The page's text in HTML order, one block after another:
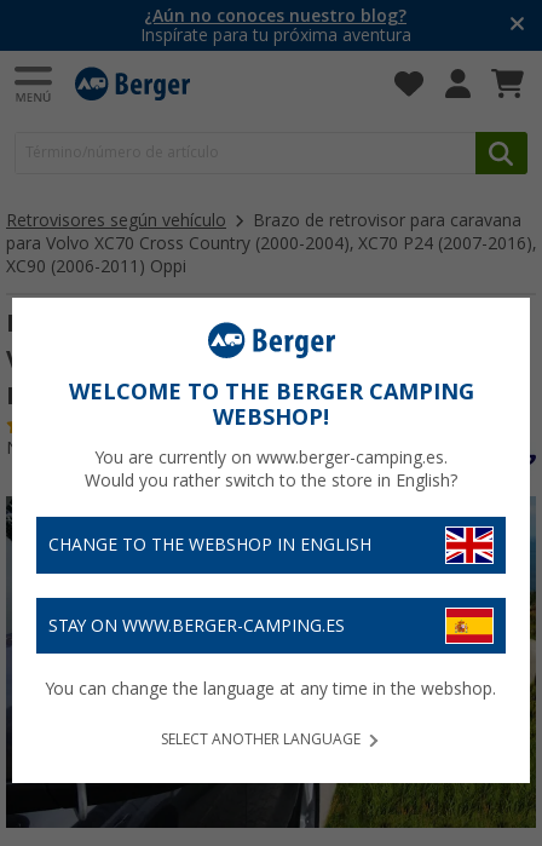
¿Aún no conoces nuestro blog?
Inspírate para tu próxima aventura
Retrovisores según vehículo
Brazo de retrovisor para caravana
para Volvo XC70 Cross Country (2000-2004), XC70 P24 (2007-2016),
XC90 (2006-2011) Oppi
Brazo de retrovisor para caravana para
Volvo XC70 Cross Country (2000-2004), XC70
P24 (2007-2016), XC90 (2006-2011) Oppi
Nº de artículo 263290
WELCOME TO THE BERGER CAMPING
WEBSHOP!
You are currently on www.berger-camping.es.
Would you rather switch to the store in English?
CHANGE TO THE WEBSHOP IN ENGLISH
STAY ON WWW.BERGER-CAMPING.ES
You can change the language at any time in the webshop.
SELECT ANOTHER LANGUAGE